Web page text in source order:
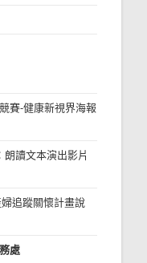
賽-健康新視界海報
讀文本演出影片
追蹤關懷計畫說
處